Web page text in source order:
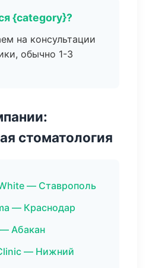
{category}?
на консультации
обычно 1-3
стоматология
— Ставрополь
— Краснодар
Абакан
— Нижний